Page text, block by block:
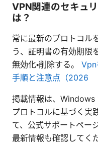
VPN関連のセキュ
は？
常に最新のプロトコル
う、証明書の有効期限
無効化・削除する。 Vpn
手順と注意点（2026
掲載情報は、Windows
プロトコルに基づく実
て、公式サポートペー
最新情報も確認してく